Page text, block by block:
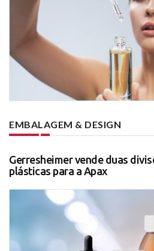
EMBALAGEM & DESIGN
Gerresheimer vende duas
plásticas para a Apax